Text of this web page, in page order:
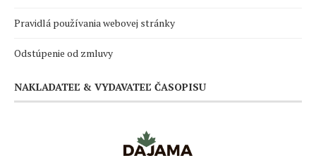
Pravidlá používania webovej stránky
Odstúpenie od zmluvy
NAKLADATEĽ & VYDAVATEĽ ČASOPISU